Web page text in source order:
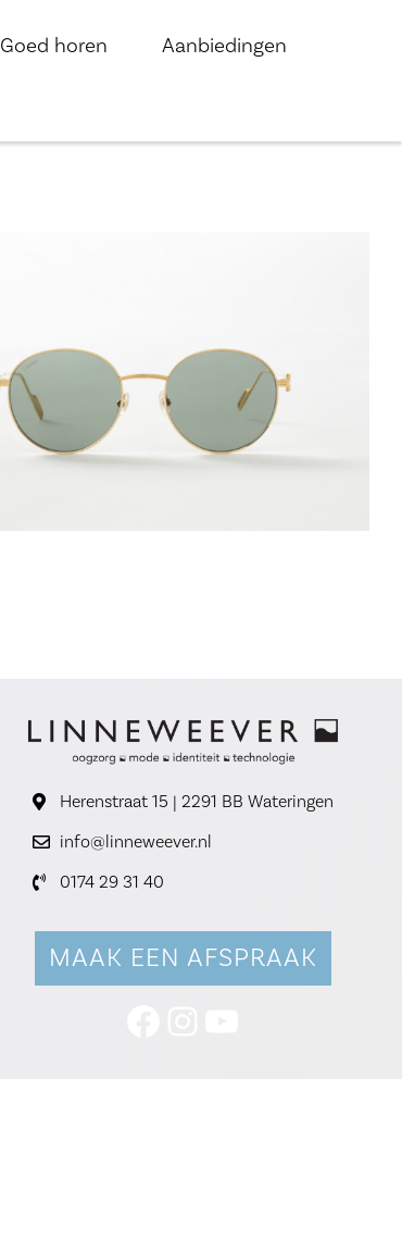
Goed horen
Aanbiedingen
Herenstraat 15 | 2291 BB Wateringen
info@linneweever.nl
0174 29 31 40
MAAK EEN AFSPRAAK